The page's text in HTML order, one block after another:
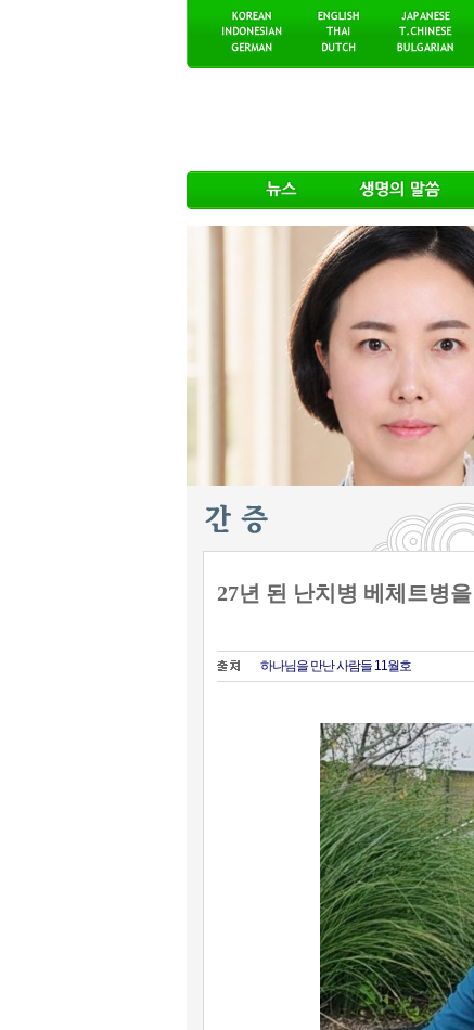
27년 된 난치병 베체트병
하나님을 만난 사람들 11월호